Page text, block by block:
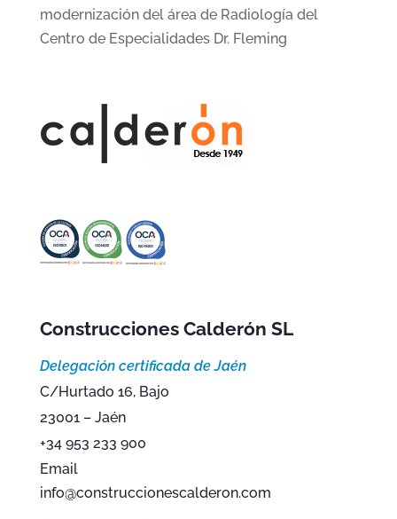
modernización del área de Radiología del
Centro de Especialidades Dr. Fleming
Construcciones Calderón SL
Delegación certificada de Jaén
C/Hurtado 16, Bajo
23001 – Jaén
+34 953 233 900
Email
info@construccionescalderon.com